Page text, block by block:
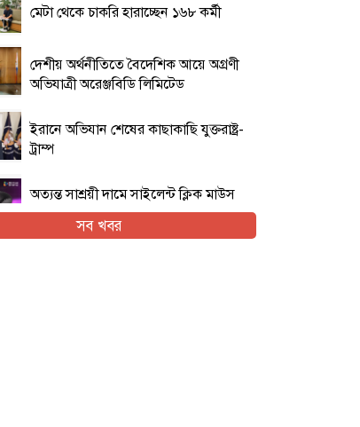
মেটা থেকে চাকরি হারাচ্ছেন ১৬৮ কর্মী
দেশীয় অর্থনীতিতে বৈদেশিক আয়ে অগ্রণী
অভিযাত্রী অরেঞ্জবিডি লিমিটেড
ইরানে অভিযান শেষের কাছাকাছি যুক্তরাষ্ট্র-
ট্রাম্প
অত্যন্ত সাশ্রয়ী দামে সাইলেন্ট ক্লিক মাউস
নিয়ে এলো এফোরটেক ওপি-৫৫০এস
সব খবর